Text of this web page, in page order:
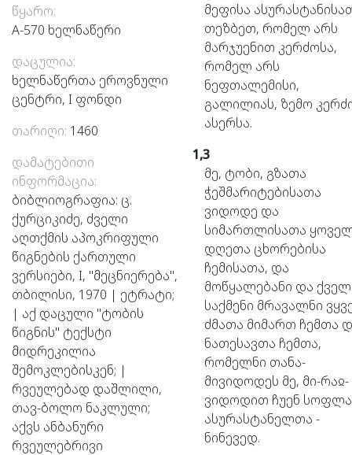
წყარო:
A-570 ხელნაწერი
დაცულია:
ხელნაწერთა ეროვნული
ცენტრი, I ფონდი
თარიღი: 1460
დამატებითი
ინფორმაცია:
ბიბლიოგრაფია: ც.
ქურციკიძე, ძველი
აღთქმის აპოკრიფული
წიგნების ქართული
ვერსიები, I, "მეცნიერება",
თბილისი, 1970 | ეტრატი;
| აქ დაცული "ტობის
წიგნის" ტექსტი
მიდრეკილია
შემოკლებისკენ; |
რვეულებად დაშლილი,
თავ-ბოლო ნაკლული;
აქვს ანბანური
რვეულებრივი
მეფისა
თეზბეთ, რომელ არს
მარჯუენით კერძოსა,
რომელ არს
ნეფთალემისი,
გალილიას, ზემო
ასერსა.
1,3
მე, ტობი, გზათა
ჭეშმარიტებისათა
ვიდოდე და
სიმართლისათა
დღეთა ცხორებისა
ჩემისათა, და
მოწყალებანი და
საქმენი მრავალნი
ძმათა მიმართ ჩემთა
ნათესავთა ჩემთა,
რომელნი თანა-
მივიდოდეს მე, მი-რაჲ-
ვიდოდით ჩუენ
ასურასტანელთა -
ნინევედ.